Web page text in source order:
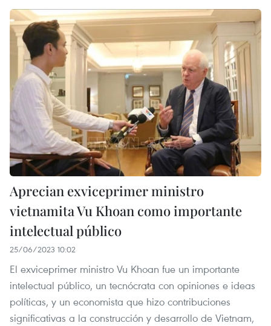
Aprecian exviceprimer ministro
vietnamita Vu Khoan como importante
intelectual público
25/06/2023 10:02
El exviceprimer ministro Vu Khoan fue un importante
intelectual público, un tecnócrata con opiniones e ideas
políticas, y un economista que hizo contribuciones
significativas a la construcción y desarrollo de Vietnam,